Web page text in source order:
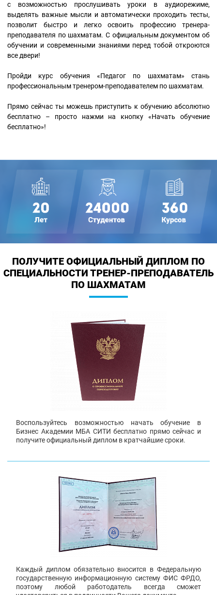
с возможностью прослушивать уроки в аудиорежиме,
выделять важные мысли и автоматически проходить тесты,
позволит быстро и легко освоить профессию тренера-
преподавателя по шахматам. С официальным документом об
обучении и современными знаниями перед тобой откроются
все двери!
Пройди курс обучения «Педагог по шахматам» стань
профессиональным тренером-преподавателем по шахматам.
Прямо сейчас ты можешь приступить к обучению абсолютно
бесплатно – просто нажми на кнопку «Начать обучение
бесплатно»!
ПОЛУЧИТЕ ОФИЦИАЛЬНЫЙ ДИПЛОМ ПО
СПЕЦИАЛЬНОСТИ ТРЕНЕР-ПРЕПОДАВАТЕЛЬ
ПО ШАХМАТАМ
Воспользуйтесь возможностью начать обучение в
Бизнес Академии МБА СИТИ бесплатно прямо сейчас и
получите официальный диплом в кратчайшие сроки.
Каждый диплом обязательно вносится в Федеральную
государственную информационную систему ФИС ФРДО,
поэтому любой работодатель всегда сможет